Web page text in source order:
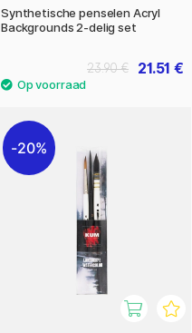
Synthetische penselen Acryl
Backgrounds 2-delig set
21.51 €
23.90 €
20%